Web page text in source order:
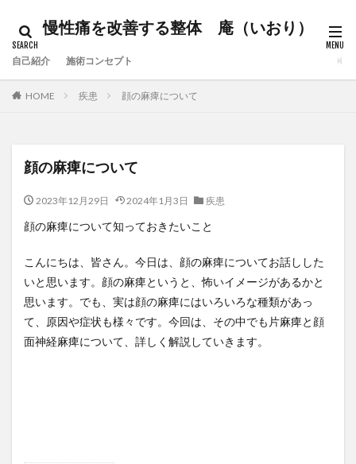
慢性痛を改善する整体 庵（いおり）
自己紹介 施術コンセプト
HOME 疾患 顔の麻痺について
顔の麻痺について
2023年12月29日 2024年1月3日 疾患
顔の麻痺について知っておきたいこと
こんにちは、皆さん。今日は、顔の麻痺についてお話しした
いと思います。顔の麻痺というと、怖いイメージがあるかと
思います。でも、実は顔の麻痺にはいろいろな種類があっ
て、原因や症状も様々です。今回は、その中でも片麻痺と顔
面神経麻痺について、詳しく解説していきます。